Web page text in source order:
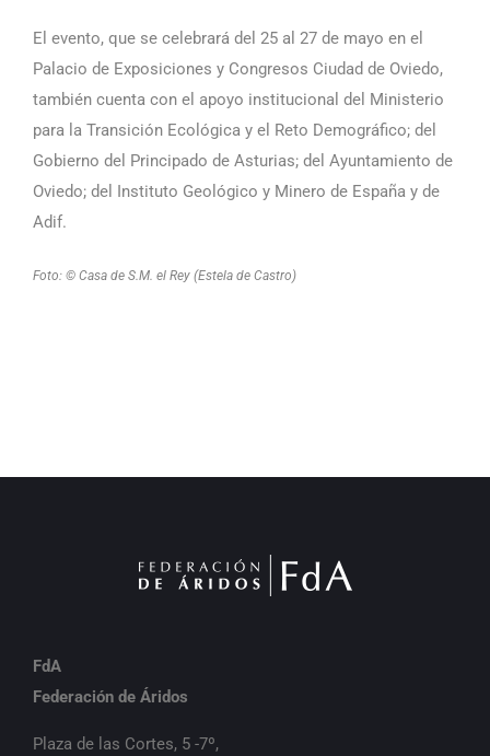
El evento, que se celebrará del 25 al 27 de mayo en el
Palacio de Exposiciones y Congresos Ciudad de Oviedo,
también cuenta con el apoyo institucional del Ministerio
para la Transición Ecológica y el Reto Demográfico; del
Gobierno del Principado de Asturias; del Ayuntamiento de
Oviedo; del Instituto Geológico y Minero de España y de
Adif.
Foto: © Casa de S.M. el Rey (Estela de Castro)
FdA
Federación de Áridos
Plaza de las Cortes, 5 -7º,